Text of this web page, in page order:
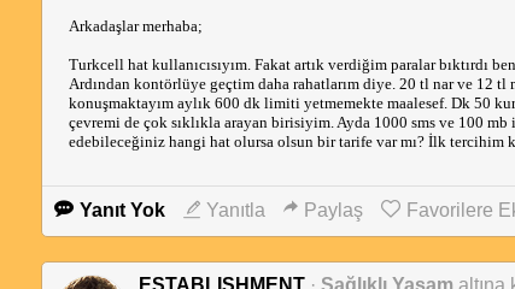
Arkadaşlar merhaba;
Turkcell hat kullanıcısıyım. Fakat artık verdiğim paralar bıktırdı
Ardından kontörlüye geçtim daha rahatlarım diye. 20 tl nar ve 12 tl
konuşmaktayım aylık 600 dk limiti yetmemekte maalesef. Dk 50
çevremi de çok sıklıkla arayan birisiyim. Ayda 1000 sms ve 100
edebileceğiniz hangi hat olursa olsun bir tarife var mı? İlk tercihim
Yanıt Yok Yanıtla Paylaş Favorilere
ESTABLISHMENT · Sağlıklı Yaşam altına